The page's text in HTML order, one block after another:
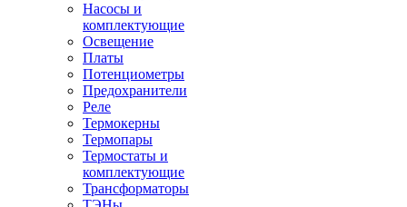
Насосы и
комплектующие
Освещение
Платы
Потенциометры
Предохранители
Реле
Термокерны
Термопары
Термостаты и
комплектующие
Трансформаторы